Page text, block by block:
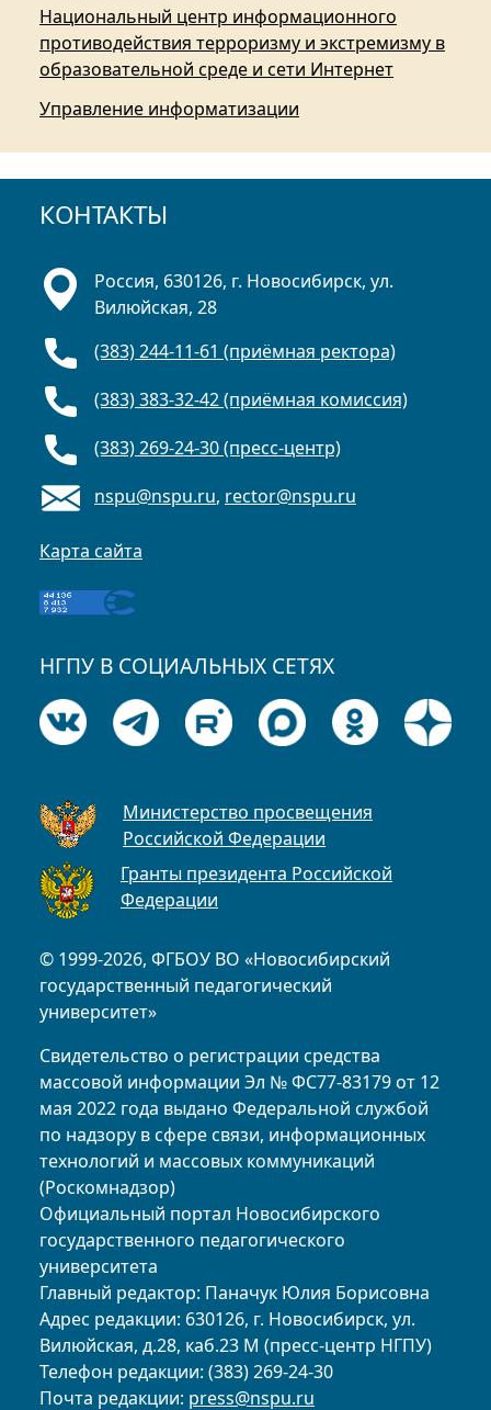
Национальный центр информационного
противодействия терроризму и экстремизму в
образовательной среде и сети Интернет
Управление информатизации
КОНТАКТЫ
© 1999-2026, ФГБОУ ВО «Новосибирский
государственный педагогический
университет»
Свидетельство о регистрации средства
массовой информации Эл № ФС77-83179 от 12
мая 2022 года выдано Федеральной службой
по надзору в сфере связи, информационных
технологий и массовых коммуникаций
(Роскомнадзор)
Официальный портал Новосибирского
государственного педагогического
университета
Главный редактор: Паначук Юлия Борисовна
Адрес редакции: 630126, г. Новосибирск, ул.
Вилюйская, д.28, каб.23 М (пресс-центр НГПУ)
Телефон редакции: (383) 269-24-30
Почта редакции: press@nspu.ru
Россия, 630126, г. Новосибирск, ул.
Вилюйская, 28
(383) 244-11-61 (приёмная ректора)
(383) 383-32-42 (приёмная комиссия)
(383) 269-24-30 (пресс-центр)
nspu@nspu.ru, rector@nspu.ru
Карта сайта
НГПУ В СОЦИАЛЬНЫХ СЕТЯХ
Министерство просвещения
Российской Федерации
Гранты президента Российской
Федерации